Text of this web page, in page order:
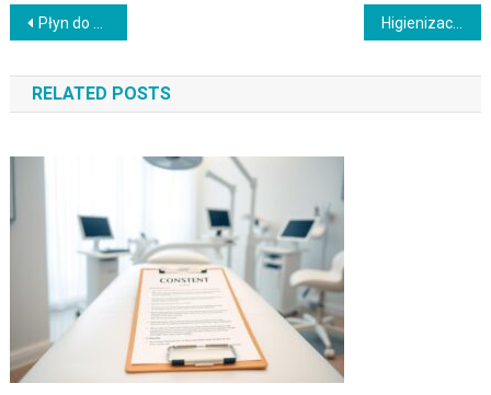
Nawigacja
wpisu
Płyn do kąpieli dla niemowląt – jak wybrać bezpieczny produkt? Higienizacja zębów – klucz do zdrowia jamy ustnej i pięknego uśmiechu
RELATED POSTS